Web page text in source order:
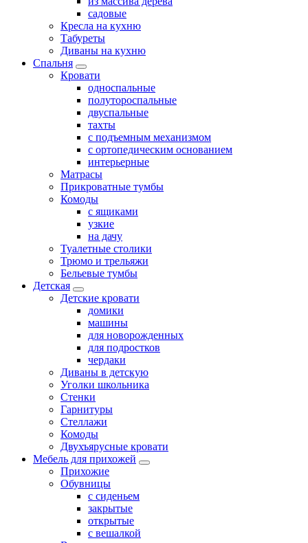
садовые
Кресла на кухню
Табуреты
Диваны на кухню
Спальня
Кровати
односпальные
полутороспальные
двуспальные
тахты
с подъемным механизмом
с ортопедическим основанием
интерьерные
Матрасы
Прикроватные тумбы
Комоды
с ящиками
узкие
на дачу
Туалетные столики
Трюмо и трельяжи
Бельевые тумбы
Детская
Детские кровати
домики
машины
для новорожденных
для подростков
чердаки
Диваны в детскую
Уголки школьника
Стенки
Гарнитуры
Стеллажи
Комоды
Двухъярусные кровати
Мебель для прихожей
Прихожие
Обувницы
с сиденьем
закрытые
открытые
с вешалкой